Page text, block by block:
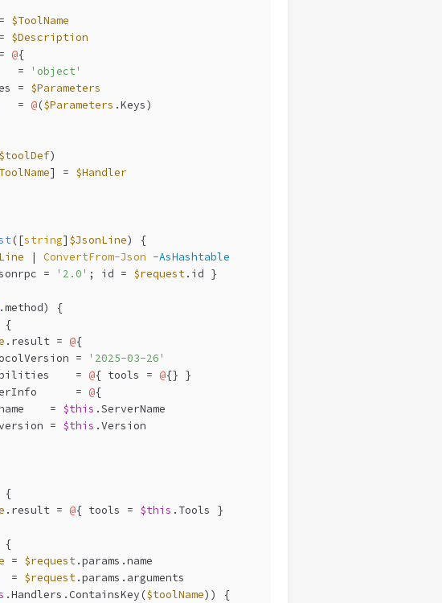
$ToolName
$Description
@{
=
'object'
=
$Parameters
=
@($Parameters .Keys)
$toolDef)
] = $Handler
([string] $JsonLine) {
| ConvertFrom-Json -AsHashtable
= '2.0' ; id = $request.id }
{
{
.result = @{
=
'2025-03-26'
=
@{ tools = @{} }
=
@{
=
$this .ServerName
=
$this .Version
{
.result = @{ tools = $this .Tools }
{
= $request.params.name
=
$request.params.arguments
.Handlers.ContainsKey($toolName)) {